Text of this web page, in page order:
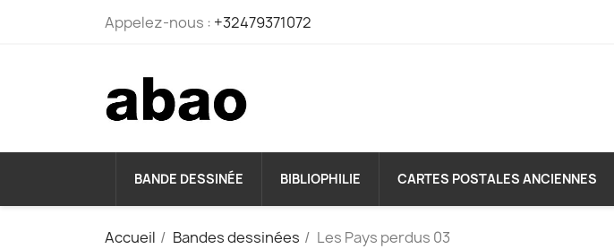
Appelez-nous : +32479371072
BANDE DESSINÉE BIBLIOPHILIE CARTES POSTALES ANCIENNES
Accueil Bandes dessinées Les Pays perdus 03